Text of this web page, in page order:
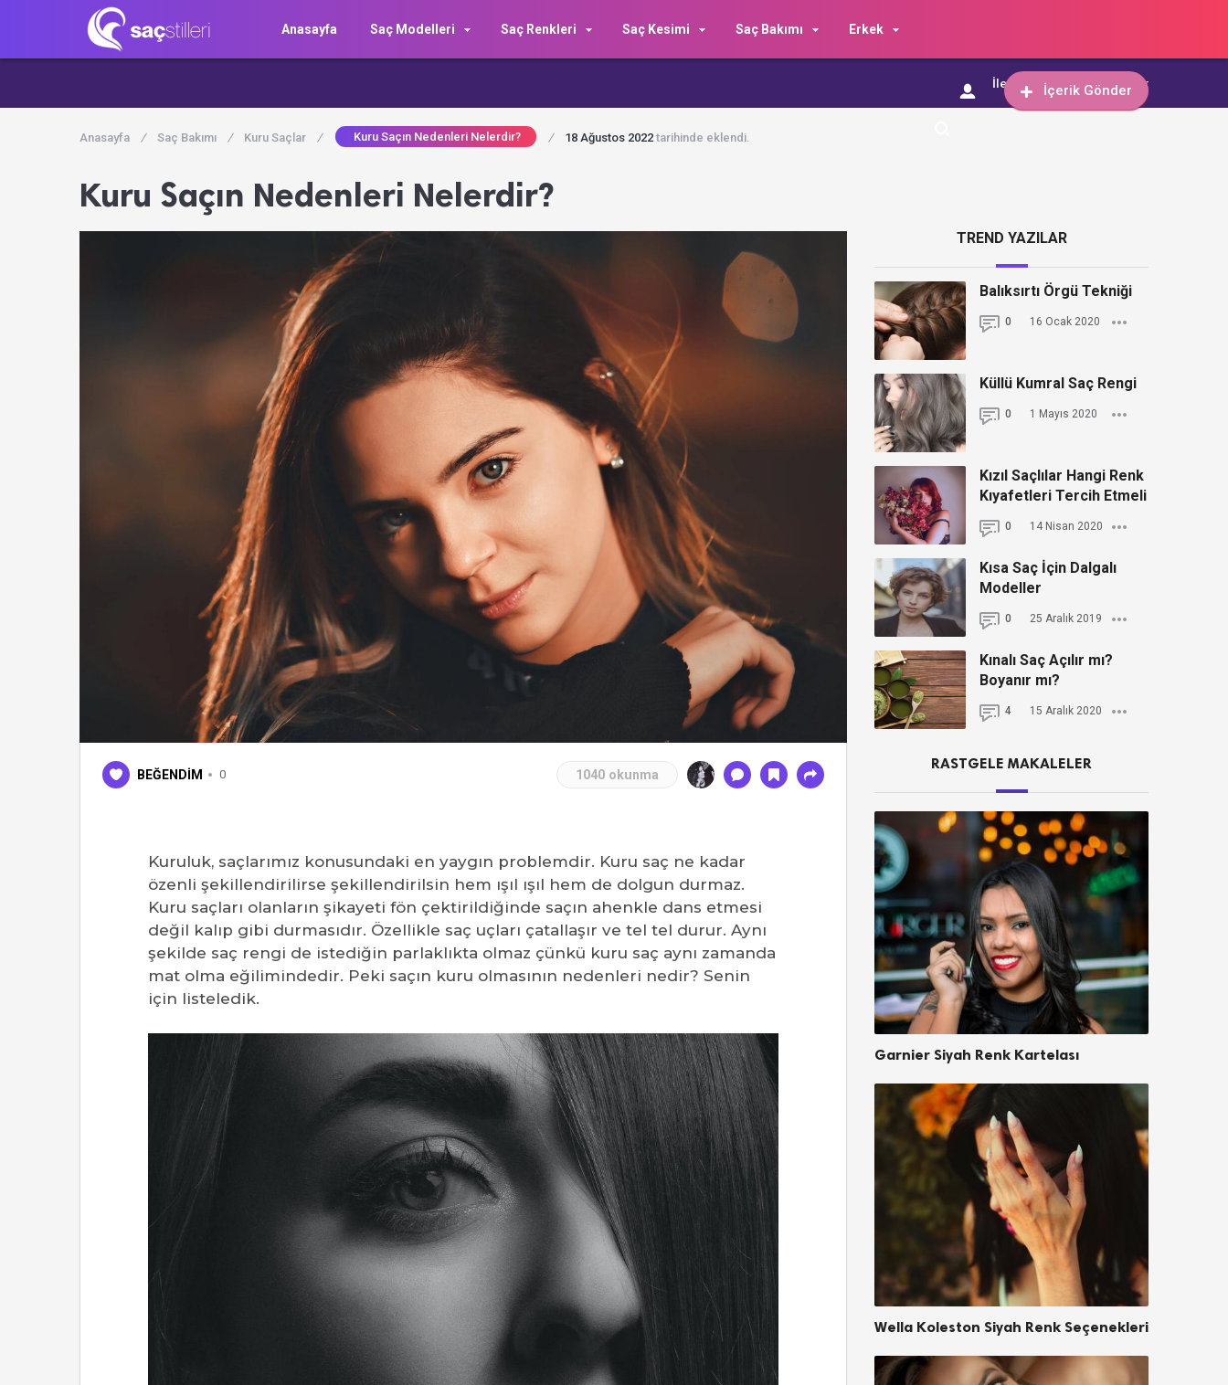
Anasayfa Saç Modelleri Saç Renkleri Saç Kesimi Saç Bakımı Erkek
İçerik Gönder
İletişim İçerik Gönder
Anasayfa / Saç Bakımı / Kuru Saçlar / Kuru Saçın Nedenleri Nelerdir? / 18 Ağustos 2022 tarihinde eklendi.
Kuru Saçın Nedenleri Nelerdir?
BEĞENDİM 0 1040 okunma
Kuruluk, saçlarımız konusundaki en yaygın problemdir. Kuru saç ne kadar
özenli şekillendirilirse şekillendirilsin hem ışıl ışıl hem de dolgun durmaz.
Kuru saçları olanların şikayeti fön çektirildiğinde saçın ahenkle dans etmesi
değil kalıp gibi durmasıdır. Özellikle saç uçları çatallaşır ve tel tel durur. Aynı
şekilde saç rengi de istediğin parlaklıkta olmaz çünkü kuru saç aynı zamanda
mat olma eğilimindedir. Peki saçın kuru olmasının nedenleri nedir? Senin
için listeledik.
TREND YAZILAR
Balıksırtı Örgü Tekniği
0 16 Ocak 2020
Küllü Kumral Saç Rengi
0 1 Mayıs 2020
Kızıl Saçlılar Hangi Renk
Kıyafetleri Tercih Etmeli
0 14 Nisan 2020
Kısa Saç İçin Dalgalı
Modeller
0 25 Aralık 2019
Kınalı Saç Açılır mı?
Boyanır mı?
4 15 Aralık 2020
RASTGELE MAKALELER
Garnier Siyah Renk Kartelası
Wella Koleston Siyah Renk Seçenekleri